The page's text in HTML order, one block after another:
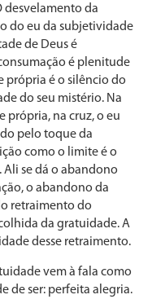
desvelamento da
do eu da subjetivida­de
de Deus é
é plenitu­de
própria é o si­lêncio do
do seu mistério. Na
própria, na cruz, o eu
pelo toque da
como o limite é o
Ali se dá o abandono
o abandono da
retrai­mento do
da gratuidade. A
desse retraimento.
vem à fala como
de ser: perfei­ta alegria.